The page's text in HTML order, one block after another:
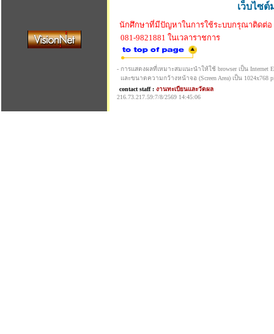
เว็บไซ
นักศึกษาที่มีปัญหาในการใช้ระบบกรุณาติดต่อ
081-9821881 ในเวลาราชการ
- การแสดงผลที่เหมาะสมแนะนำให้ใช้ browser เป็น Internet
และขนาดความกว้างหน้าจอ (Screen Area) เป็น 1024x768
contact staff : งานทะเบียนและวัดผล
216.73.217.59:7/8/2569 14:45:06